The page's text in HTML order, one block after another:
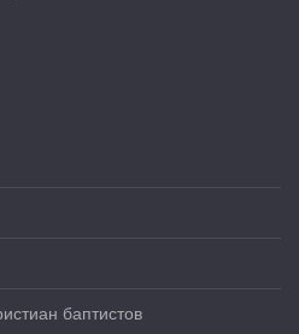
баптистов